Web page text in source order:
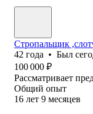
Стропальщик
42 года • Был
100 000 ₽
Рассматривает
Общий опыт
16 лет 9 месяцев